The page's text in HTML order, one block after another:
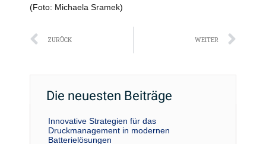
(Foto: Michaela Sramek)
Zurück
ZURÜCK WEITER
Die neuesten Beiträge
Innovative Strategien für das
Druckmanagement in modernen
Batterielösungen